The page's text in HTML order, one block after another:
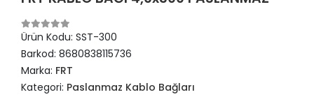
Ürün Kodu: SST-300
Barkod: 8680838115736
Marka: FRT
Kategori: Paslanmaz Kablo Bağları